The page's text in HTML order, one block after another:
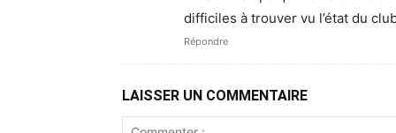
difficiles à trouver vu l’état du
Répondre
LAISSER UN COMMENTAIRE